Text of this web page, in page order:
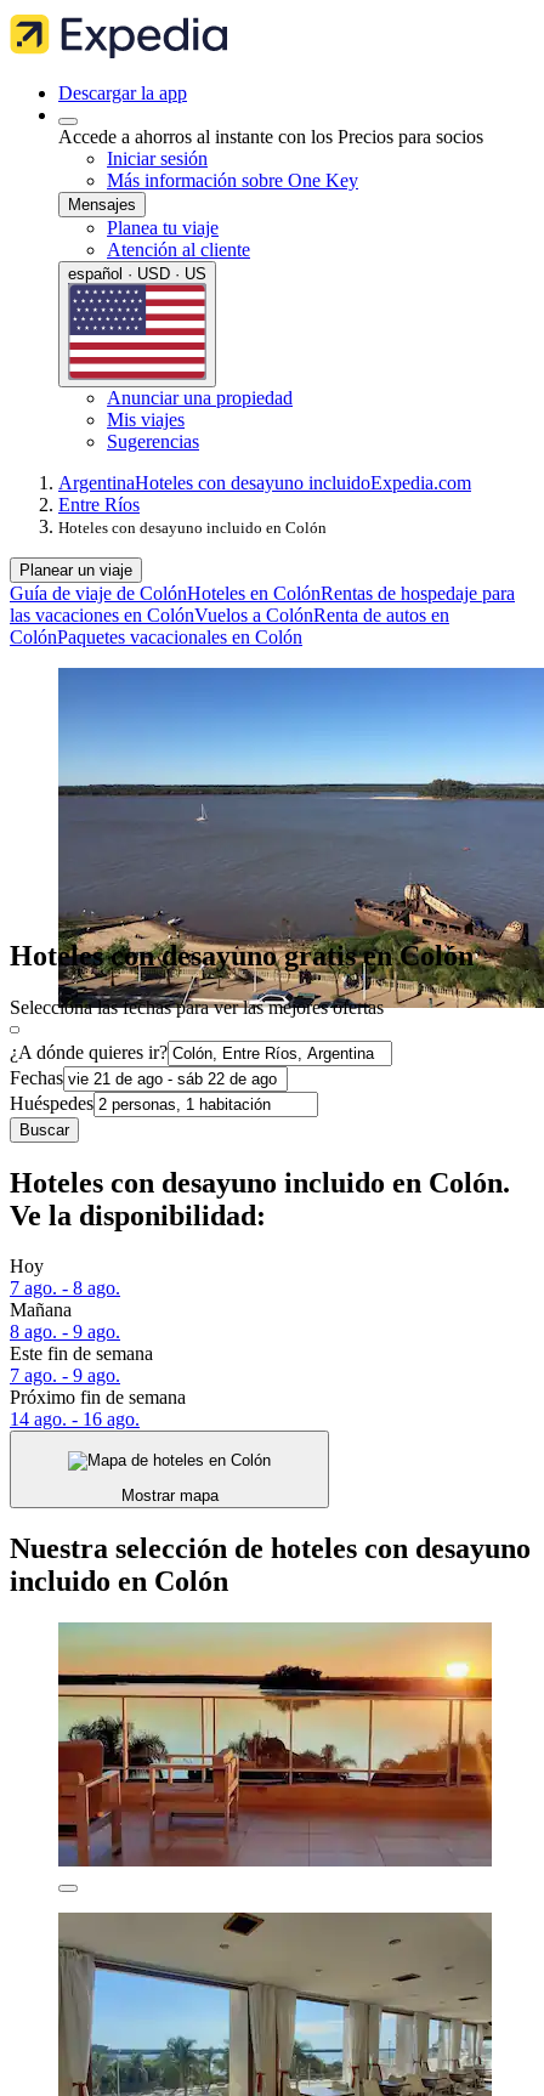
Descargar la app
Accede a ahorros al instante con los Precios para socios
Iniciar sesión
Más información sobre One Key
Mensajes
Planea tu viaje
Atención al cliente
español · USD · US
Anunciar una propiedad
Mis viajes
Sugerencias
ArgentinaHoteles con desayuno incluidoExpedia.com
Entre Ríos
Hoteles con desayuno incluido en Colón
Planear un viaje
Guía de viaje de ColónHoteles en ColónRentas de hospedaje para
las vacaciones en ColónVuelos a ColónRenta de autos en
ColónPaquetes vacacionales en Colón
Hoteles con desayuno gratis en Colón
Selecciona las fechas para ver las mejores ofertas
¿A dónde quieres ir?
Fechas
Huéspedes
Buscar
Hoteles con desayuno incluido en Colón.
Ve la disponibilidad:
Hoy
7 ago. - 8 ago.
Mañana
8 ago. - 9 ago.
Este fin de semana
7 ago. - 9 ago.
Próximo fin de semana
14 ago. - 16 ago.
Mostrar mapa
Nuestra selección de hoteles con desayuno
incluido en Colón